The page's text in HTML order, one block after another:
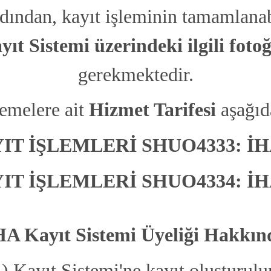
İnsansız hava aracı alıp satan kamu kurumları ve şirketler "Ticari"
kayıt oluşturmalıdırlar.
Diğer Soruları Gör
edenlerin ve uçuranların bu sistemde kayıt işlemi yapmaları
zorunludur.
kayıt işleminin
Sistemi üzerindeki ilgili
gerekmektedir.
ait Hizmet Tarifesi
İŞLEMLERİ SHUO4333:
İŞLEMLERİ SHUO4334:
Kayıt Sistemi Üyeliği